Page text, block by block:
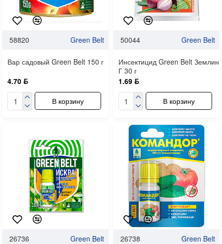
58820 Green Belt
Вар садовый Green Belt 150 г
4.70 ƃ
В корзину
50044 Green Belt
Инсектицид Green Belt Землин
Г 30 г
1.69 ƃ
В корзину
26736 Green Belt 26738 Green Belt